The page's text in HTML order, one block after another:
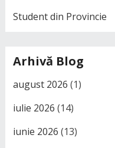
Student din Provincie
Arhivă Blog
august 2026 (1)
iulie 2026 (14)
iunie 2026 (13)